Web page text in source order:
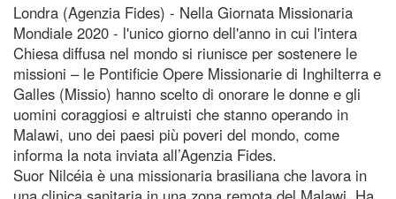
Londra (Agenzia Fides) - Nella Giornata Missionaria
Mondiale 2020 - l'unico giorno dell'anno in cui l'intera
Chiesa diffusa nel mondo si riunisce per sostenere le
missioni – le Pontificie Opere Missionarie di Inghilterra e
Galles (Missio) hanno scelto di onorare le donne e gli
uomini coraggiosi e altruisti che stanno operando in
Malawi, uno dei paesi più poveri del mondo, come
informa la nota inviata all’Agenzia Fides.
Suor Nilcéia è una missionaria brasiliana che lavora in